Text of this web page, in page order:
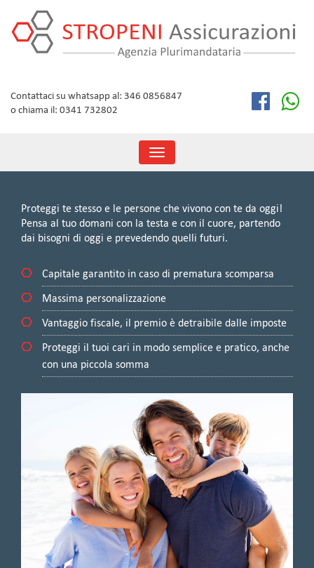
content
Contattaci su whatsapp al: 346 0856847
o chiama il: 0341 732802
Toggle
navigation
Proteggi te stesso e le persone che vivono con te da oggi!
Pensa al tuo domani con la testa e con il cuore, partendo
dai bisogni di oggi e prevedendo quelli futuri.
Capitale garantito in caso di prematura scomparsa
Massima personalizzazione
Vantaggio fiscale, il premio è detraibile dalle imposte
Proteggi il tuoi cari in modo semplice e pratico, anche
con una piccola somma